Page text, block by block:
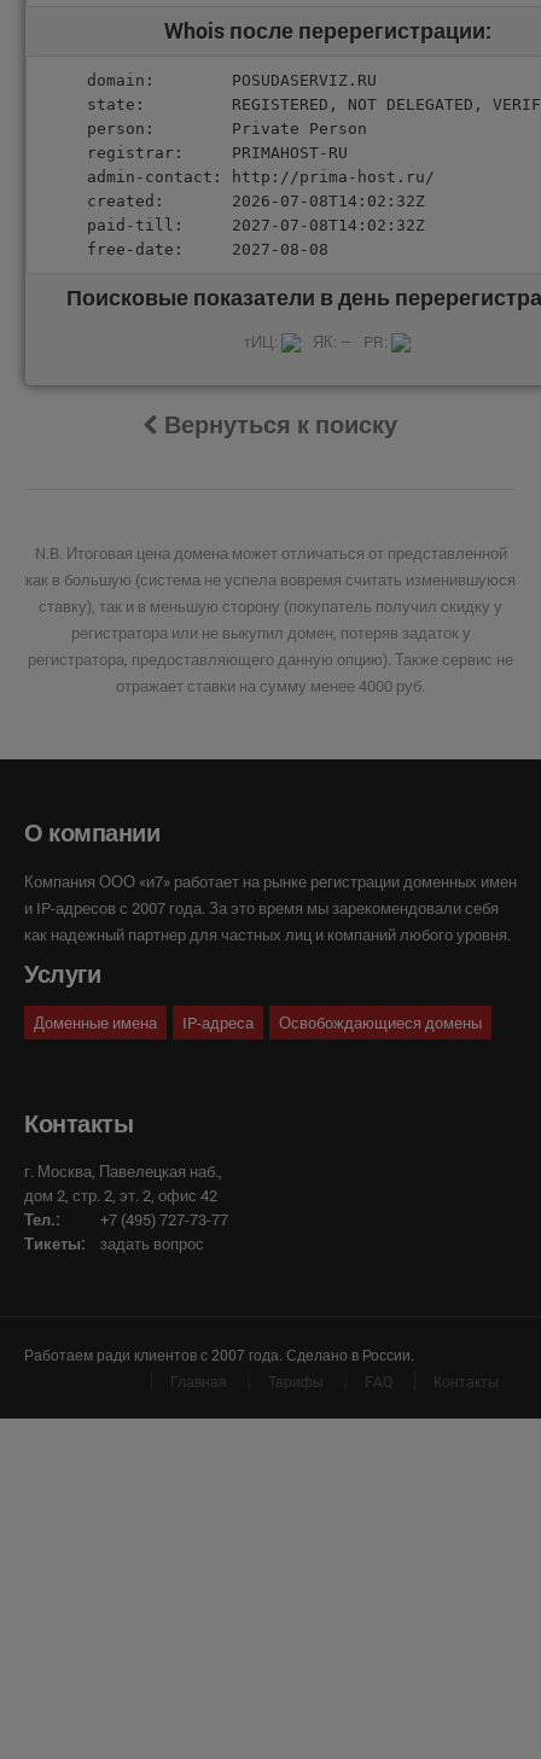
Whois после перерегистрации:
domain:        POSUDASERVIZ.RU
state:         REGISTERED, NOT DELEGATED,
person:        Private Person
registrar:     PRIMAHOST-RU
admin-contact: http://prima-host.ru/
created:       2026-07-08T14:02:32Z
paid-till:     2027-07-08T14:02:32Z
free-date:     2027-08-08
Поисковые показатели в день
тИЦ: ЯК: – PR:
Вернуться к поиску
N.B. Итоговая цена домена может отличаться от представленной
как в большую (система не успела вовремя считать изменившуюся
ставку), так и в меньшую сторону (покупатель получил скидку у
регистратора или не выкупил домен, потеряв задаток у
регистратора, предоставляющего данную опцию). Также сервис не
отражает ставки на сумму менее 4000 руб.
О компании
Компания ООО «и7» работает на рынке регистрации доменных имен
и IP-адресов с 2007 года. За это время мы зарекомендовали себя
как надежный партнер для частных лиц и компаний любого уровня.
Услуги
Доменные имена IP-адреса Освобождающиеся домены
Контакты
г. Москва, Павелецкая наб.,
дом 2, стр. 2, эт. 2, офис 42
Тел.:
+7 (495) 727-73-77
Тикеты:
задать вопрос
Работаем ради клиентов с 2007 года. Сделано в России.
Главная
Тарифы FAQ Контакты